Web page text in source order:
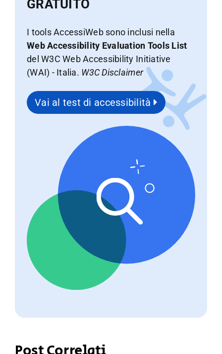
GRATUITO
I tools AccessiWeb sono inclusi nella
Web Accessibility Evaluation Tools List
del W3C Web Accessibility Initiative
(WAI) - Italia. W3C Disclaimer
Vai al test di accessibilità